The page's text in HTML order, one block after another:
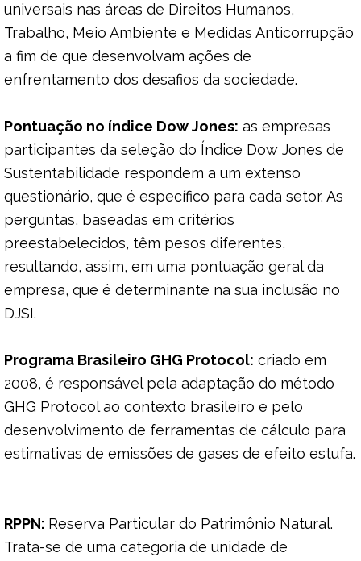
universais nas áreas de Direitos Humanos,
Trabalho, Meio Ambiente e Medidas Anticorrupção
a fim de que desenvolvam ações de
enfrentamento dos desafios da sociedade.
Pontuação no índice Dow Jones: as empresas
participantes da seleção do Índice Dow Jones de
Sustentabilidade respondem a um extenso
questionário, que é específico para cada setor. As
perguntas, baseadas em critérios
preestabelecidos, têm pesos diferentes,
resultando, assim, em uma pontuação geral da
empresa, que é determinante na sua inclusão no
DJSI.
Programa Brasileiro GHG Protocol: criado em
2008, é responsável pela adaptação do método
GHG Protocol ao contexto brasileiro e pelo
desenvolvimento de ferramentas de cálculo para
estimativas de emissões de gases de efeito estufa.
RPPN: Reserva Particular do Patrimônio Natural.
Trata-se de uma categoria de unidade de